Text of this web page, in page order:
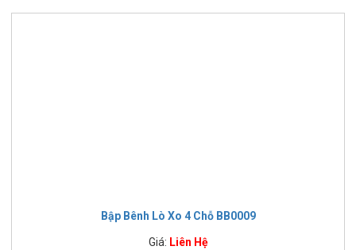
Bập Bênh Lò Xo 4 Chỗ BB0009
Giá: Liên Hệ